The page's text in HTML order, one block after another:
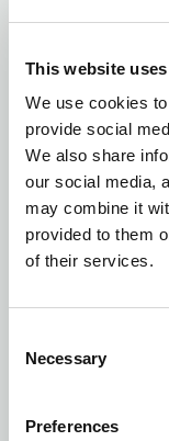
This website
We use cookies
provide social
We also share
our social media,
may combine it
provided to them
of their services.
Selection
Necessary
Preferences
EKO